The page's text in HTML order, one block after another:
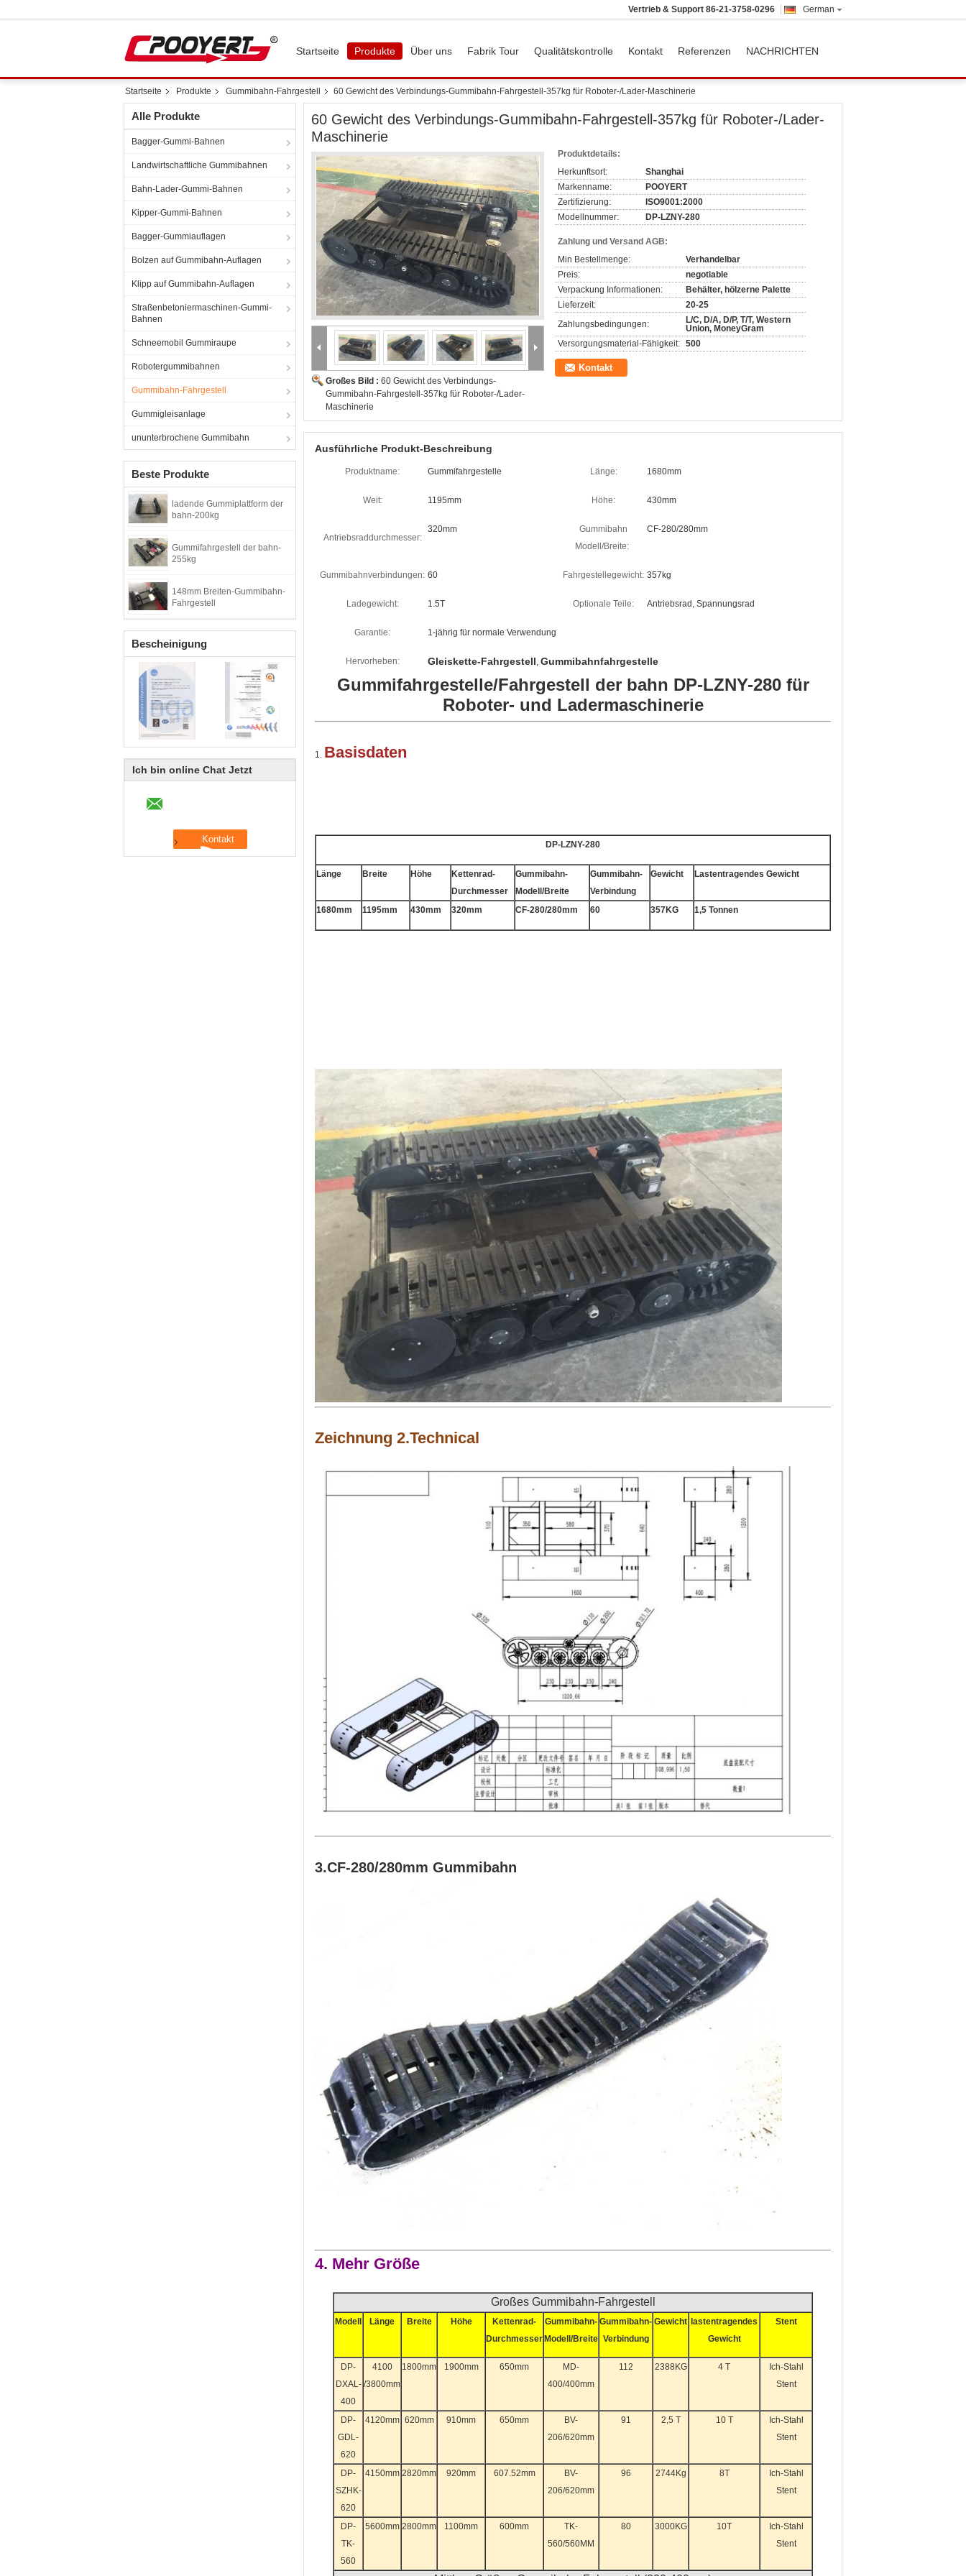
German
Vertrieb & Support 86-21-3758-0296
Startseite Produkte Über uns Fabrik Tour Qualitätskontrolle Kontakt Referenzen NACHRICHTEN
Startseite Produkte Gummibahn-Fahrgestell 60 Gewicht des Verbindungs-Gummibahn-Fahrgestell-357kg für Roboter-/Lader-Maschinerie
Alle Produkte
Bagger-Gummi-Bahnen
Landwirtschaftliche Gummibahnen
Bahn-Lader-Gummi-Bahnen
Kipper-Gummi-Bahnen
Bagger-Gummiauflagen
Bolzen auf Gummibahn-Auflagen
Klipp auf Gummibahn-Auflagen
Straßenbetoniermaschinen-Gummi-
Bahnen
Schneemobil Gummiraupe
Robotergummibahnen
Gummibahn-Fahrgestell
Gummigleisanlage
ununterbrochene Gummibahn
Beste Produkte
ladende Gummiplattform der
bahn-200kg
Gummifahrgestell der bahn-
255kg
148mm Breiten-Gummibahn-
Fahrgestell
Bescheinigung
Ich bin online Chat Jetzt
60 Gewicht des Verbindungs-Gummibahn-Fahrgestell-357kg für Roboter-/Lader-
Maschinerie
Großes Bild : 60 Gewicht des Verbindungs-
Gummibahn-Fahrgestell-357kg für Roboter-/Lader-
Maschinerie
Produktdetails:
Herkunftsort:
Shanghai
Markenname:
POOYERT
Zertifizierung:
ISO9001:2000
Modellnummer:
DP-LZNY-280
Zahlung und Versand AGB:
Min Bestellmenge:
Verhandelbar
Preis:
negotiable
Verpackung Informationen:
Behälter, hölzerne Palette
Lieferzeit:
20-25
Zahlungsbedingungen:
L/C, D/A, D/P, T/T, Western
Union, MoneyGram
Versorgungsmaterial-Fähigkeit: 500
Kontakt
Ausführliche Produkt-Beschreibung
Produktname: Gummifahrgestelle Länge: 1680mm
Weit: 1195mm Höhe: 430mm
Antriebsraddurchmesser:
320mm
Gummibahn
Modell/Breite:
CF-280/280mm
Gummibahnverbindungen: 60 Fahrgestellegewicht: 357kg
Ladegewicht: 1.5T Optionale Teile: Antriebsrad, Spannungsrad
Garantie: 1-jährig für normale Verwendung
Hervorheben: Gleiskette-Fahrgestell, Gummibahnfahrgestelle
Gummifahrgestelle/Fahrgestell der bahn DP-LZNY-280 für
Roboter- und Ladermaschinerie
1. Basisdaten
DP-LZNY-280
Länge Breite Höhe
Kettenrad-
Durchmesser
Gummibahn-
Modell/Breite
Gummibahn-
Verbindung
Gewicht Lastentragendes Gewicht
1680mm 1195mm 430mm 320mm CF-280/280mm 60 357KG 1,5 Tonnen
Zeichnung 2.Technical
3.CF-280/280mm Gummibahn
4. Mehr Größe
Großes Gummibahn-Fahrgestell
Modell Länge Breite Höhe
Kettenrad-
Durchmesser
Gummibahn-
Modell/Breite
Gummibahn-
Verbindung
Gewicht lastentragendes
Gewicht
Stent
DP-
DXAL-
400
4100
/3800mm
1800mm 1900mm 650mm
MD-
400/400mm
112 2388KG 4 T
Ich-Stahl
Stent
DP-
GDL-
620
4120mm 620mm 910mm 650mm
BV-
206/620mm
91 2,5 T 10 T
Ich-Stahl
Stent
DP-
SZHK-
620
4150mm 2820mm 920mm 607.52mm
BV-
206/620mm
96 2744Kg 8T
Ich-Stahl
Stent
DP-
TK-
560
5600mm 2800mm 1100mm 600mm
TK-
560/560MM
80 3000KG 10T
Ich-Stahl
Stent